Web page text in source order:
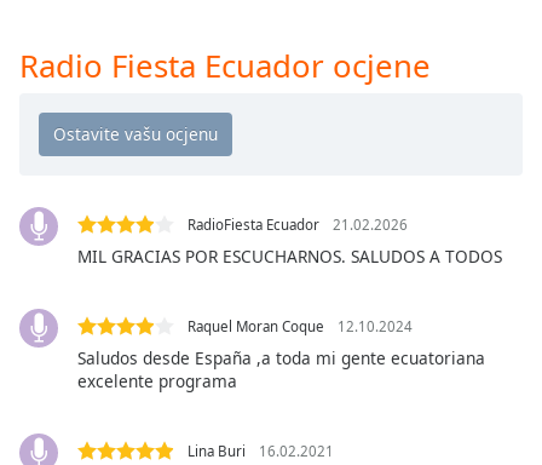
window.
Opacity
Background
Color
Radio Fiesta Ecuador ocjene
RadioFiesta Ecuador 21.02.2026
MIL GRACIAS POR ESCUCHARNOS. SALUDOS A TODOS
Raquel Moran Coque 12.10.2024
Saludos desde España ,a toda mi gente ecuatoriana
excelente programa
Lina Buri 16.02.2021